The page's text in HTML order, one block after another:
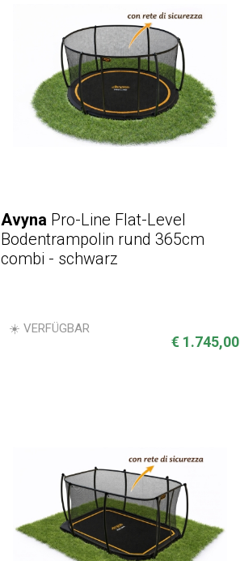
Avyna Pro-Line Flat-Level
Bodentrampolin rund 365cm
combi - schwarz
€ 1.745,00
☀️ VERFÜGBAR